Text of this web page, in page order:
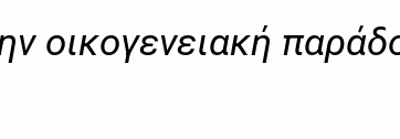
οικογενειακή